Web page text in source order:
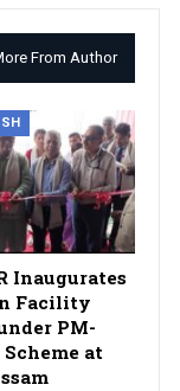
From Author
Inaugurates
Facility
PM-
Scheme at